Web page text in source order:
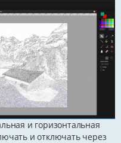
и горизонтальная
и отключать через